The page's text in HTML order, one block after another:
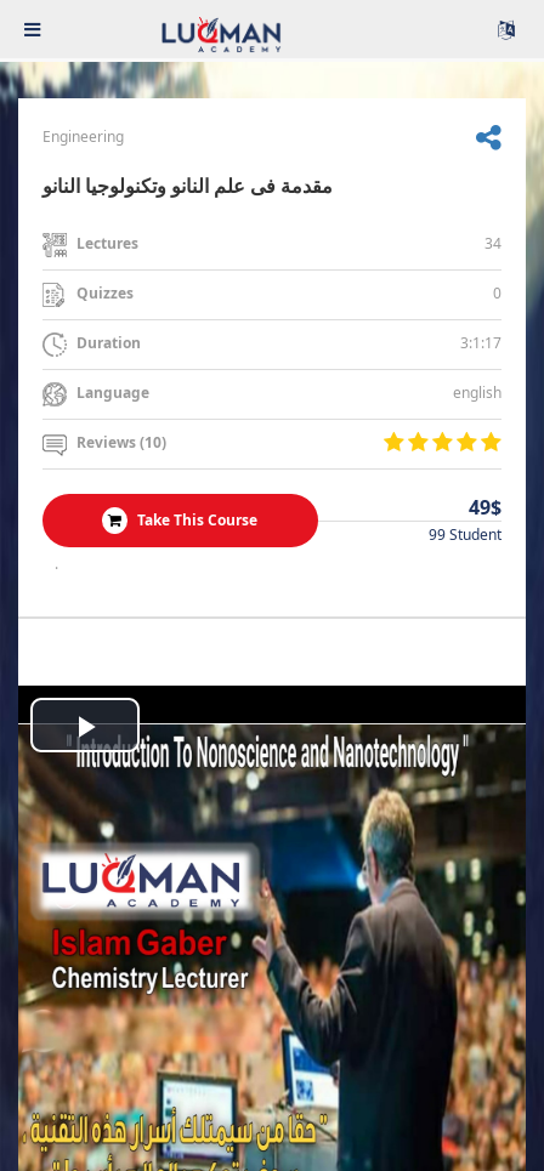
Engineering
مقدمة فى علم النانو وتكنولوجيا النانو
Lectures 34
Quizzes 0
Duration 3:1:17
Language english
Reviews (10)
Take This Course 49$
99 Student
.
Play
Video